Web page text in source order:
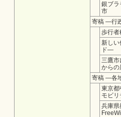
銀ブラ
市
寄稿 ―行
歩行者
新し
ド―
三鷹市
からの
寄稿 ―各
東京都
モビ
兵庫県